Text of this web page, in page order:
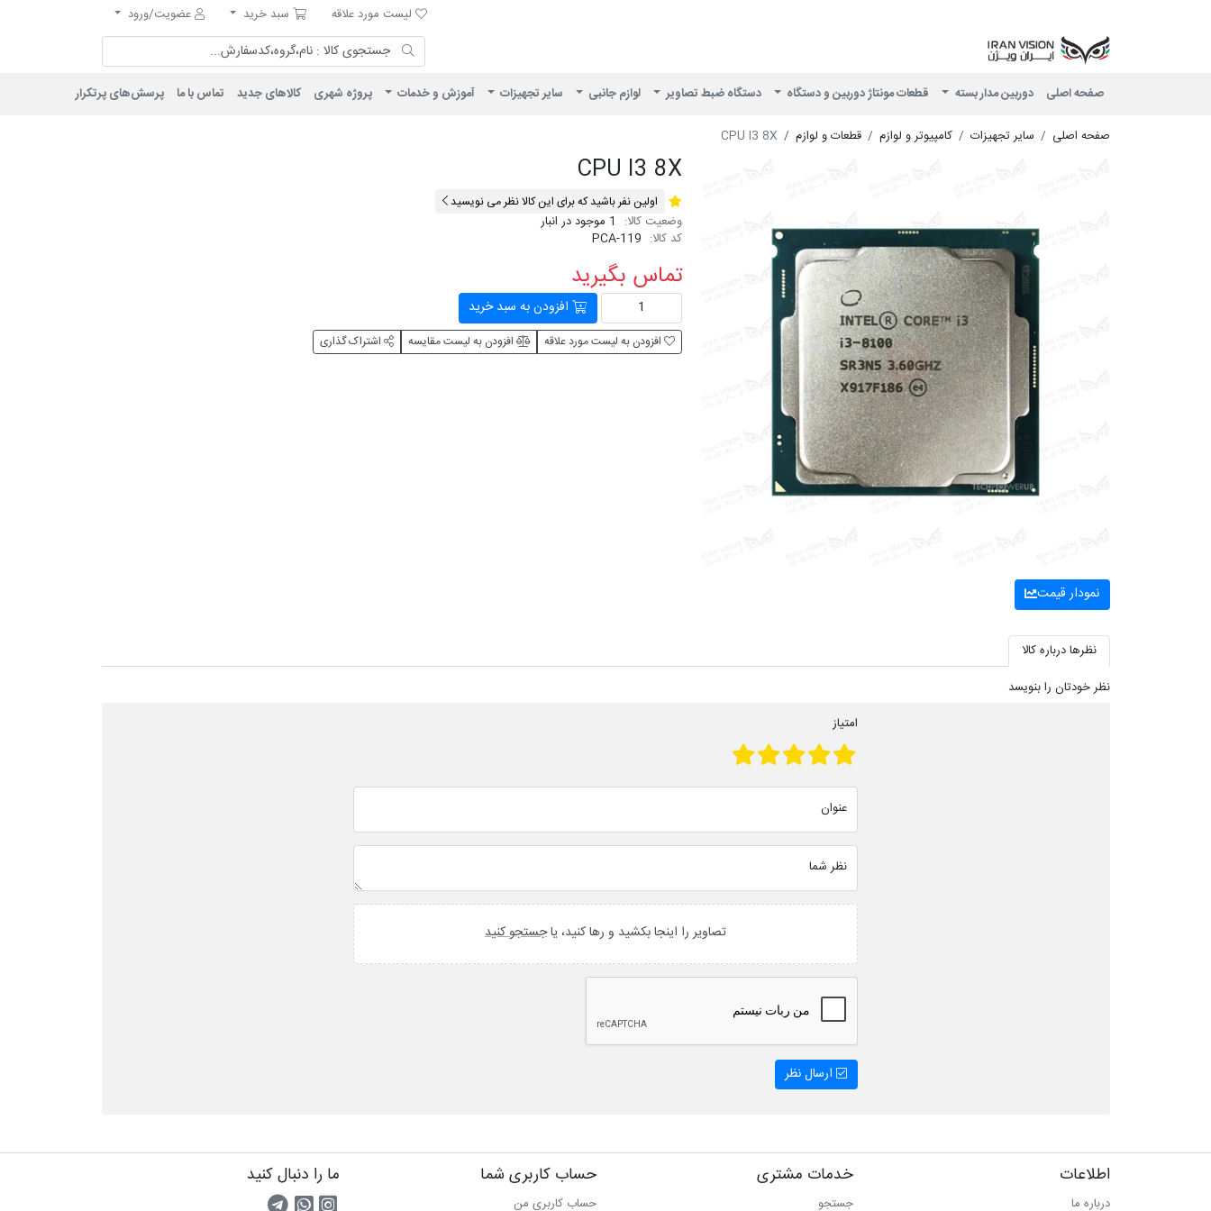
لیست مورد علاقه
لیست مورد علاقه سبد خرید
سبد خرید
عضویت/ورود
صفحه اصلی دوربین مدار بسته قطعات مونتاژ دوربین و دستگاه دستگاه ضبط تصاویر لوازم جانبی سایر تجهیزات آموزش و خدمات پروژه شهری کالاهای جدید تماس با ما پرسش‌های پرتکرار
صفحه اصلی سایر تجهیزات کامپیوتر و لوازم قطعات و لوازم CPU I3 8X
نمودار قیمت
CPU I3 8X
اولین نفر باشید که برای این کالا نظر می نویسید
وضعیت کالا: 1 موجود در انبار
کد کالا: PCA-119
تماس بگیرید
افزودن به سبد خرید
افزودن به لیست مورد علاقه افزودن به لیست مقایسه اشتراک گذاری
نظرها درباره کالا
نظر خودتان را بنویسد
امتیاز
عنوان
نظر شما
تصاویر را اینجا بکشید و رها کنید، یاجستجو کنید
ارسال نظر
اطلاعات
درباره ما
خدمات مشتری
جستجو
حساب کاربری شما
حساب کاربری من
ما را دنبال کنید